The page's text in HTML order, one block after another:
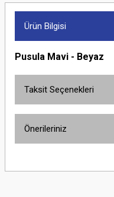
Ürün Bilgisi
Pusula Mavi - Beyaz
Taksit Seçenekleri
Önerileriniz